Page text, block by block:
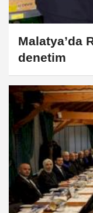
Malatya’da
denetim